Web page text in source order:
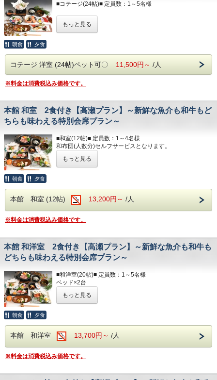
夕食開始時間は、
夜17：30～・18：00～・18：30～
ご希望のお時間をご記入ください。
朝7：00～・7：30～・8：00～
ご希望のお時間をご記入ください。
T字カミソリ
ヘアーブラシ
お茶
☆☆お食事☆☆
◆食物アレルギーがございましたらお知らせください◆
夕食開始時間は、
ご希望のお時間をご記入ください。
朝食開始時間は、
朝7：00～・7：30～・8：00～
■コテージ(24帖)■ 定員数：1～5名様
※ペットご宿泊料金として、1頭につき3,000円(税込み)を現
地にて別途頂戴
ペット用品の備え付けはございませんので、必ずご用意し
ていただきますよう
お願いいたします。
ベッド×4つ
ソファベッド×1つ
キッチン / 調理器具 / 食器 / 冷蔵庫 / 電子レンジ
ヘアドライヤー / 電気ポッド / 冷暖房完備
■アメニティ■
フェイスタオル / バスタオル
ボディソープ / シャンプー
フロント向かいのアメニティバイキングコーナーにてご用意
しております。
必要なものをお持ちください。
部屋着(セパレートタイプ)
T字カミソリ
ヘアーブラシ
お茶
コテージ棟付近に、無料の縦型ランドリーがございます。
☆☆お食事☆☆
◆食物アレルギーがございましたらお知らせください◆
ご希望のお時間をご記入ください。
朝食開始時間は、
朝7：00～・7：30～・8：00～
ご希望のお時間をご記入ください。
もっと見る
朝食 夕食
コテージ 洋室 (24帖)ペット可〇 11,500円～ /人
※料金は消費税込み価格です。
本館 和室 2食付き【高瀬プラン】～新鮮な魚介も和牛もど
ちらも味わえる特別会席プラン～
■和室(12帖)■ 定員数：1～4名様
和布団(人数分)セルフサービスとなります。
洋式トイレ（温水洗浄便座付） / 洗面所
冷蔵庫 / テレビ
■アメニティ■
以下のアメニティは、
必要なものをお持ちください。
部屋着(セパレートタイプ)
歯ブラシ
T字カミソリ
ヘアーブラシ
お茶
夕食開始時間は、
夜17：30～・18：00～・18：30～
ご希望のお時間をご記入ください。
もっと見る
朝食 夕食
本館 和室 (12帖) 13,200円～ /人
※料金は消費税込み価格です。
本館 和洋室 2食付き【高瀬プラン】～新鮮な魚介も和牛も
どちらも味わえる特別会席プラン～
■和洋室(20帖)■ 定員数：1～5名様
ベッド×2台
バリアフリー / お風呂
洋式トイレ（温水洗浄便座付） / 洗面所
フェイスタオル / バスタオル
ボディソープ / シャンプー
もっと見る
朝食 夕食
本館 和洋室 13,700円～ /人
※料金は消費税込み価格です。